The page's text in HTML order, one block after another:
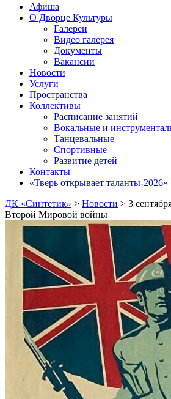
Афиша
О Дворце Культуры
Галереи
Видео галерея
Документы
Вакансии
Новости
Услуги
Пространства
Коллективы
Расписание занятий
Вокальные и
Танцевальные
Спортивные
Развитие детей
Контакты
«Тверь открывает таланты-2026»
ДК «Синтетик» > Новости > 3
Второй Мировой войны